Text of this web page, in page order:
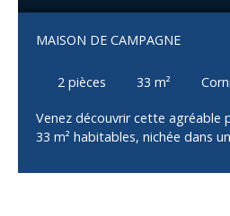
MAISON DE CAMPAGNE
2 pièces 33 m²
Venez découvrir cette agréable
33 m² habitables, nichée dans
Saint-Hilaire-Peyroux.